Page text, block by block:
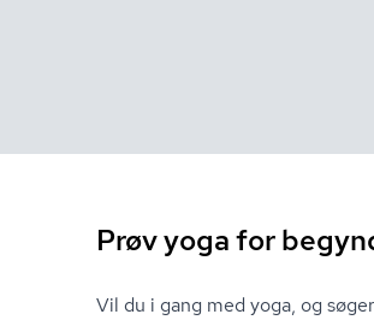
Prøv yoga for
Vil du i gang med yoga, og